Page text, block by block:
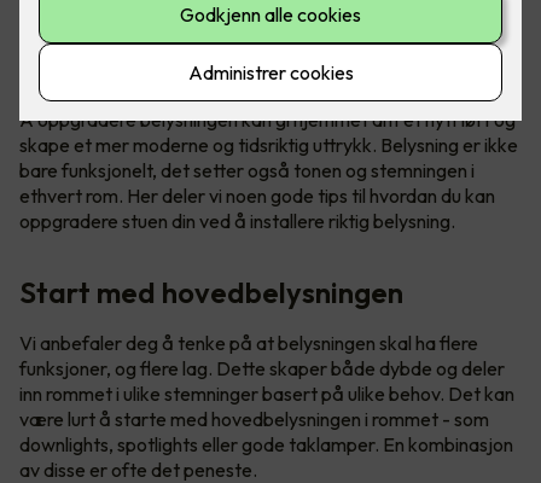
Belysning gjør mye for et rom, det skaper soner og
atmosfære. Med belysning er det kun fantasien som
stopper deg. Bilde: SG
Å oppgradere belysningen kan gi hjemmet ditt et nytt løft og
skape et mer moderne og tidsriktig uttrykk. Belysning er ikke
bare funksjonelt, det setter også tonen og stemningen i
ethvert rom. Her deler vi noen gode tips til hvordan du kan
oppgradere stuen din ved å installere riktig belysning.
Start med hovedbelysningen
Vi anbefaler deg å tenke på at belysningen skal ha flere
funksjoner, og flere lag. Dette skaper både dybde og deler
inn rommet i ulike stemninger basert på ulike behov. Det kan
være lurt å starte med hovedbelysningen i rommet - som
downlights, spotlights eller gode taklamper. En kombinasjon
av disse er ofte det peneste.